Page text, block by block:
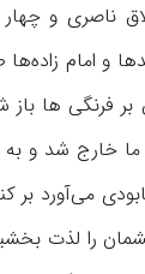
ناصری و
امام
فرنگی ها
شد و به
می‌آورد بر
را لذت